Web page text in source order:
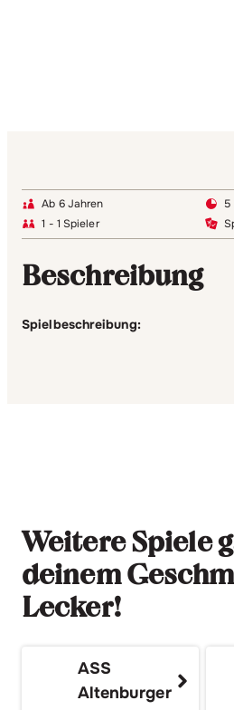
Ab 6 Jahren
5
1 - 1 Spieler
Beschreibung
Spielbeschreibung:
Weitere Spiele
deinem
Lecker!
ASS
Altenburger